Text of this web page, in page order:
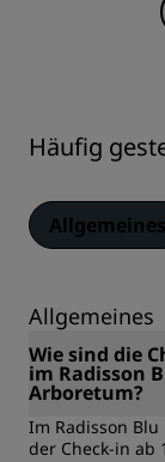
Häufig
Allgemeines
Allgemeines
Wie sind die
im Radisson
Arboretum?
Im Radisson
der Check-in ab